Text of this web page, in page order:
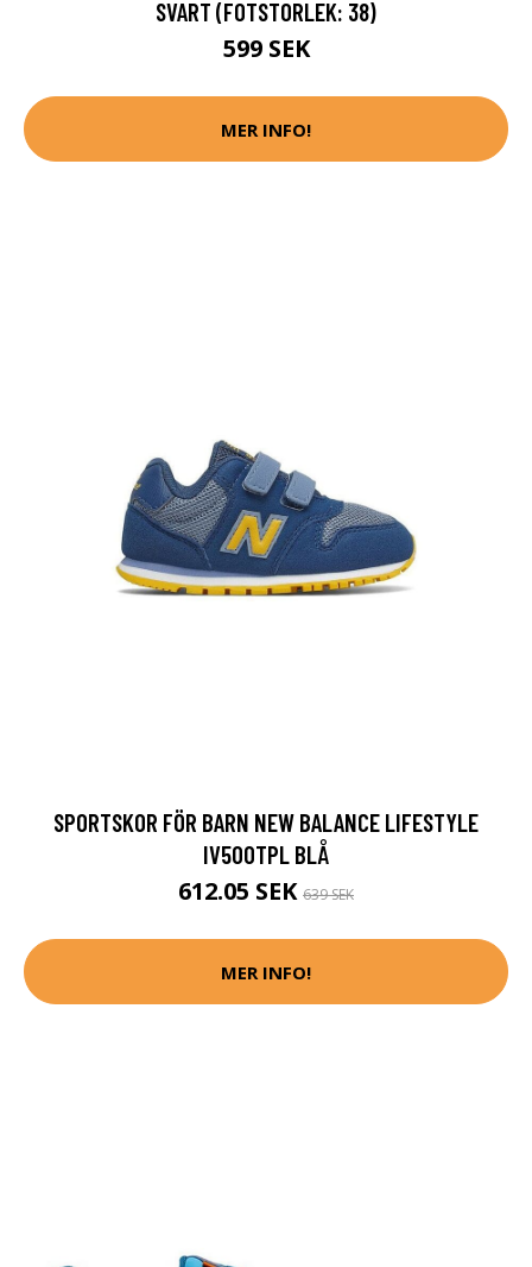
SVART (FOTSTORLEK: 38)
599 SEK
MER INFO!
SPORTSKOR FÖR BARN NEW BALANCE LIFESTYLE
IV500TPL BLÅ
612.05 SEK 639 SEK
MER INFO!